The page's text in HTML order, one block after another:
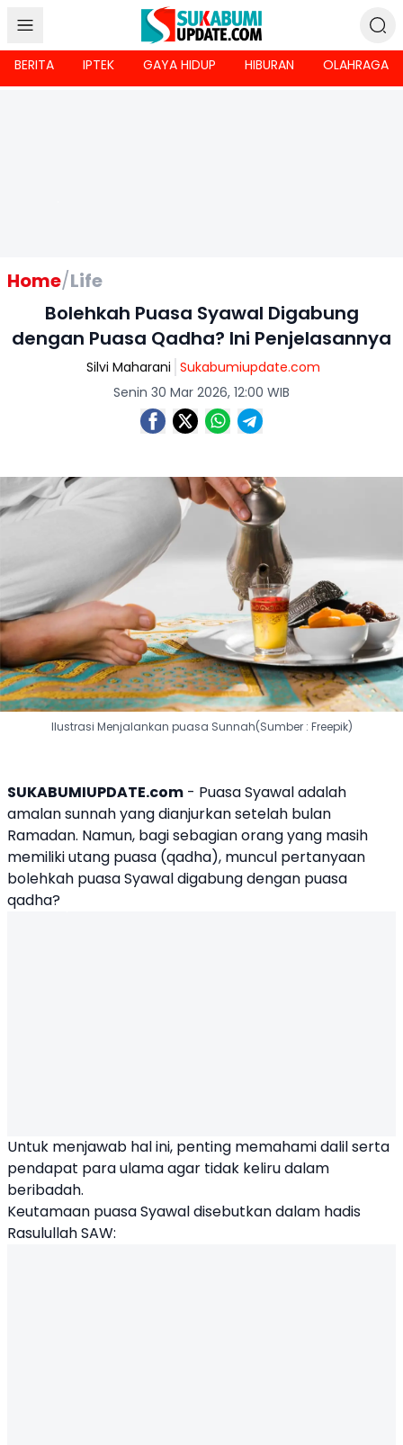
BERITA IPTEK GAYA HIDUP HIBURAN OLAHRAGA
Home/Life
Bolehkah Puasa Syawal Digabung
dengan Puasa Qadha? Ini Penjelasannya
Silvi Maharani Sukabumiupdate.com
Senin 30 Mar 2026, 12:00 WIB
Ilustrasi Menjalankan puasa Sunnah(Sumber : Freepik)
SUKABUMIUPDATE.com - Puasa Syawal adalah
amalan sunnah yang dianjurkan setelah bulan
Ramadan. Namun, bagi sebagian orang yang masih
memiliki utang puasa (qadha), muncul pertanyaan
bolehkah puasa Syawal digabung dengan puasa
qadha?
Untuk menjawab hal ini, penting memahami dalil serta
pendapat para ulama agar tidak keliru dalam
beribadah.
Keutamaan puasa Syawal disebutkan dalam hadis
Rasulullah SAW: